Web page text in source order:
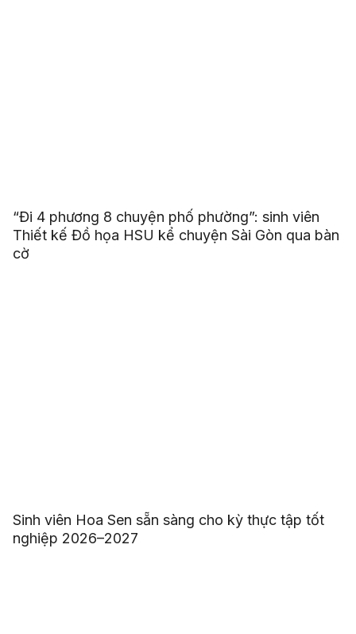
“Đi 4 phương 8 chuyện phố phường”: sinh viên
Thiết kế Đồ họa HSU kể chuyện Sài Gòn qua bàn
cờ
Sinh viên Hoa Sen sẵn sàng cho kỳ thực tập tốt
nghiệp 2026–2027